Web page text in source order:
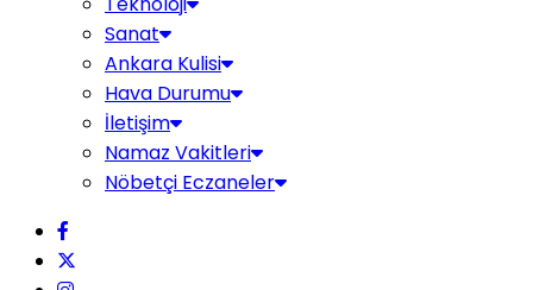
Sanat
Ankara Kulisi
Hava Durumu
İletişim
Namaz Vakitleri
Nöbetçi Eczaneler